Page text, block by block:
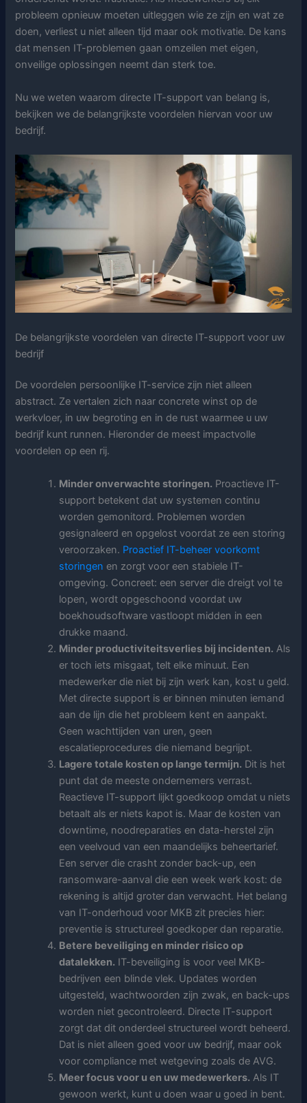
probleem opnieuw moeten uitleggen wie ze zijn en wat ze
doen, verliest u niet alleen tijd maar ook motivatie. De kans
dat mensen IT-problemen gaan omzeilen met eigen,
onveilige oplossingen neemt dan sterk toe.
Nu we weten waarom directe IT-support van belang is,
bekijken we de belangrijkste voordelen hiervan voor uw
bedrijf.
De belangrijkste voordelen van directe IT-support voor uw
bedrijf
De voordelen persoonlijke IT-service zijn niet alleen
abstract. Ze vertalen zich naar concrete winst op de
werkvloer, in uw begroting en in de rust waarmee u uw
bedrijf kunt runnen. Hieronder de meest impactvolle
voordelen op een rij.
Minder onverwachte storingen. Proactieve IT-
support betekent dat uw systemen continu
worden gemonitord. Problemen worden
gesignaleerd en opgelost voordat ze een storing
veroorzaken. Proactief IT-beheer voorkomt
storingen en zorgt voor een stabiele IT-
omgeving. Concreet: een server die dreigt vol te
lopen, wordt opgeschoond voordat uw
boekhoudsoftware vastloopt midden in een
drukke maand.
Minder productiviteitsverlies bij incidenten. Als
er toch iets misgaat, telt elke minuut. Een
medewerker die niet bij zijn werk kan, kost u geld.
Met directe support is er binnen minuten iemand
aan de lijn die het probleem kent en aanpakt.
Geen wachttijden van uren, geen
escalatieprocedures die niemand begrijpt.
Lagere totale kosten op lange termijn. Dit is het
punt dat de meeste ondernemers verrast.
Reactieve IT-support lijkt goedkoop omdat u niets
betaalt als er niets kapot is. Maar de kosten van
downtime, noodreparaties en data-herstel zijn
een veelvoud van een maandelijks beheertarief.
Een server die crasht zonder back-up, een
ransomware-aanval die een week werk kost: de
rekening is altijd groter dan verwacht. Het belang
van IT-onderhoud voor MKB zit precies hier:
preventie is structureel goedkoper dan reparatie.
Betere beveiliging en minder risico op
datalekken. IT-beveiliging is voor veel MKB-
bedrijven een blinde vlek. Updates worden
uitgesteld, wachtwoorden zijn zwak, en back-ups
worden niet gecontroleerd. Directe IT-support
zorgt dat dit onderdeel structureel wordt beheerd.
Dat is niet alleen goed voor uw bedrijf, maar ook
voor compliance met wetgeving zoals de AVG.
Meer focus voor u en uw medewerkers. Als IT
gewoon werkt, kunt u doen waar u goed in bent.